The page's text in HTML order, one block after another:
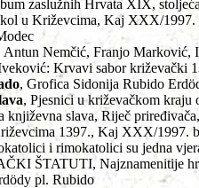
zaslužnih Hrvata XIX,
u Križevcima, Kaj XXX/1997.
Antun Nemčić, Franjo Marković,
Krvavi sabor križevački
, Grofica Sidonija Rubido
, Pjesnici u križevačkom kraju
književna slava, Riječ
1397., Kaj XXX/1997.
i rimokatolici su jedna
ŠTATUTI, Najznamenitije
pl. Rubido